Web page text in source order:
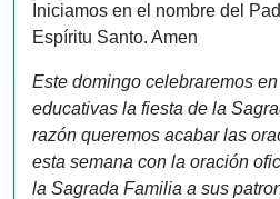
Iniciamos en el nombre del
Espíritu Santo. Amen
Este domingo celebraremos
educativas la fiesta de la
razón queremos acabar las
esta semana con la oración
la Sagrada Familia a sus